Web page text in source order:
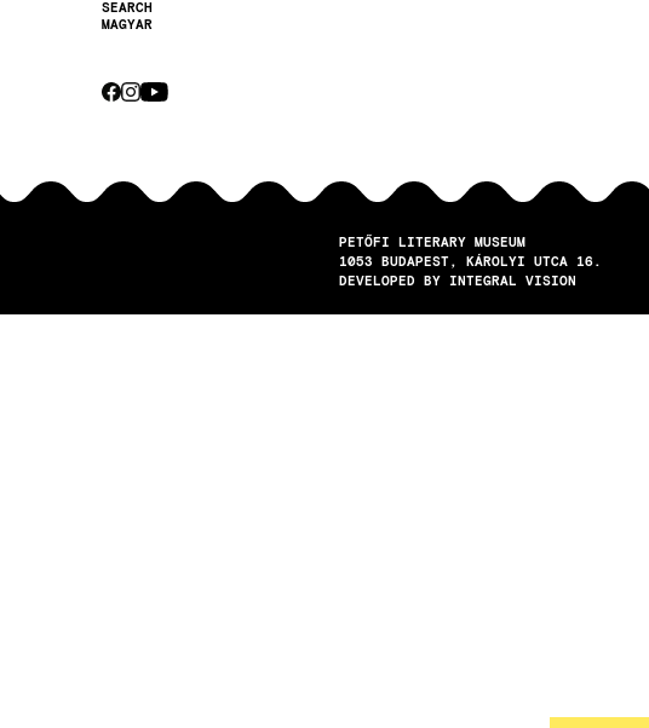
Secondary
SEARCH
MAGYAR
PETŐFI LITERARY MUSEUM
1053
BUDAPEST
KÁROLYI UTCA 16.
DEVELOPED BY INTEGRAL VISION